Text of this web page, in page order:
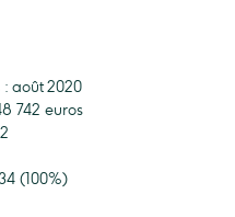
août 2020
742 euros
(100%)